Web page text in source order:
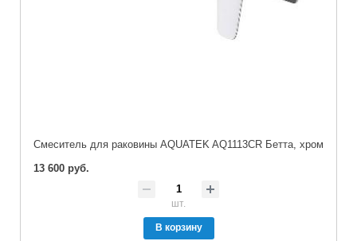
Смеситель для раковины AQUATEK AQ1113CR Бетта, хром
13 600 руб.
шт.
В корзину